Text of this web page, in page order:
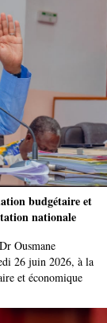
budgétaire et
nationale
Ousmane
26 juin 2026, à la
et économique